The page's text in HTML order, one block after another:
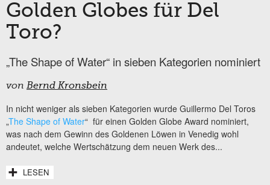
Golden Globes für Del
Toro?
„The Shape of Water“ in sieben Kategorien nominiert
von Bernd Kronsbein
In nicht weniger als sieben Kategorien wurde Guillermo Del Toros
„The Shape of Water“ für einen Golden Globe Award nominiert,
was nach dem Gewinn des Goldenen Löwen in Venedig wohl
andeutet, welche Wertschätzung dem neuen Werk des...
LESEN